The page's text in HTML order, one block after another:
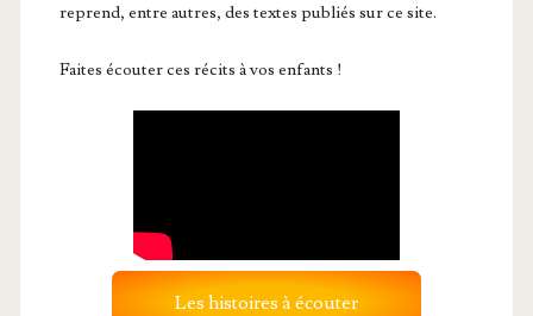
reprend, entre autres, des textes publiés sur ce site.
Faites écouter ces récits à vos enfants !
Les histoires à écouter